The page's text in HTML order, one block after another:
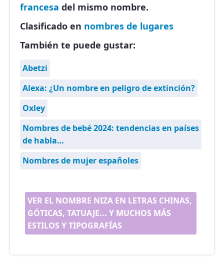
francesa del mismo nombre.
Clasificado en nombres de lugares
También te puede gustar:
Abetzi
Alexa: ¿Un nombre en peligro de extinción?
Oxley
Nombres de bebé 2024: tendencias en países
de habla…
Nombres de mujer españoles
VER EL NOMBRE NIZA EN LETRAS CHINAS,
GÓTICAS, TATUAJE... Y MUCHOS MÁS
ESTILOS Y TIPOGRAFÍAS